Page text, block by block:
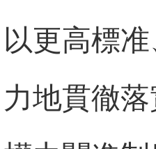
以更高標
力地貫徹